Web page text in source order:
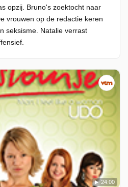
opzij. Bruno's zoektocht naar
vrouwen op de redactie keren
seksisme. Natalie verrast
24:00